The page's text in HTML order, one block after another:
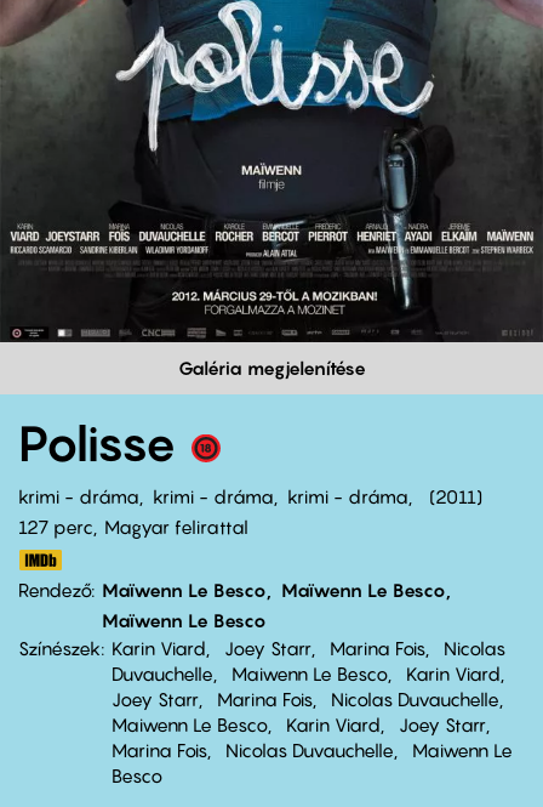
Galéria megjelenítése
Polisse
krimi - dráma krimi - dráma krimi - dráma
2011
127 perc,
Magyar felirattal
Rendező Maïwenn Le Besco
Maïwenn Le Besco
Maïwenn Le Besco
Színészek
Karin Viard Joey Starr Marina Fois
Nicolas
Duvauchelle
Maiwenn Le Besco
Karin Viard
Joey Starr
Marina Fois
Nicolas Duvauchelle
Maiwenn Le Besco
Karin Viard
Joey Starr
Marina Fois
Nicolas Duvauchelle
Maiwenn Le
Besco